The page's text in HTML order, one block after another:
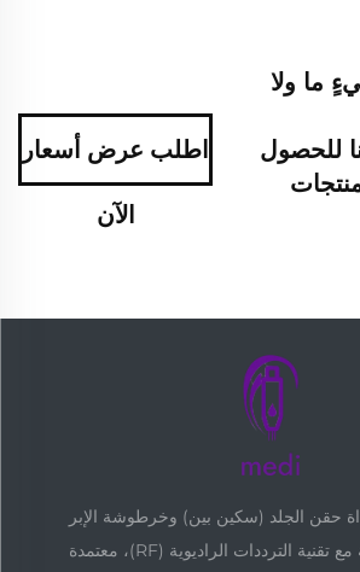
ما ولا
للحصول
اطلب عرض أسعار
الآن
حقن الجلد (سكين بين) وخرطوشة الإبر
الدقيقة المدمجة مع تقنية الترددات الراديوية (RF)، معتمدة